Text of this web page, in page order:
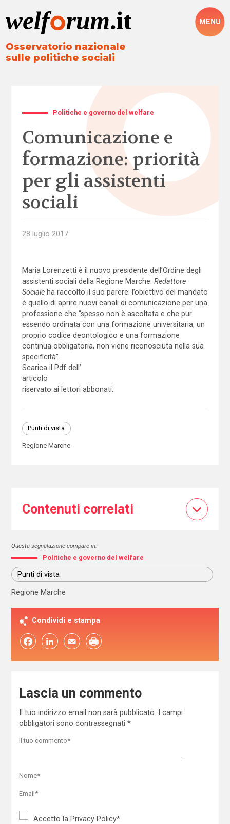
Osservatorio nazionale
sulle politiche sociali
MENU
Politiche e governo del welfare
Comunicazione e
formazione: priorità
per gli assistenti
sociali
28 luglio 2017
Maria Lorenzetti è il nuovo presidente dell’Ordine degli
assistenti sociali della Regione Marche. Redattore
Socialeha raccolto il suo parere: l’obiettivo del mandato
è quello di aprire nuovi canali di comunicazione per una
professione che “spesso non è ascoltata e che pur
essendo ordinata con una formazione universitaria, un
proprio codice deontologico e una formazione
continua obbligatoria, non viene riconosciuta nella sua
specificità”.
Scarica il Pdf dell’
articolo
riservato ai lettori abbonati.
Punti di vista
Regione Marche
Contenuti correlati
Questa segnalazione compare in:
Politiche e governo del welfare
Punti di vista
Regione Marche
Condividi e stampa
FacebookLinkedIn Email
Lascia un commento
Il tuo indirizzo email non sarà pubblicato.
I campi
obbligatori sono contrassegnati *
Accetto la Privacy Policy*